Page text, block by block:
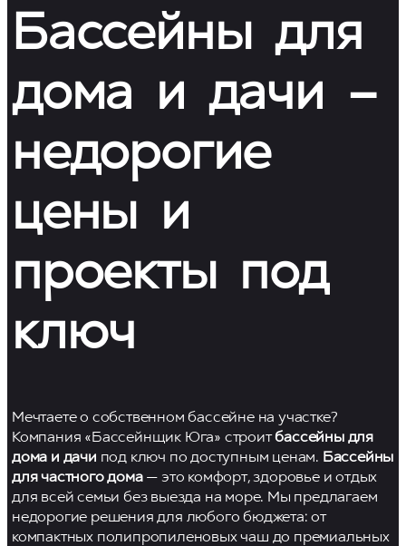
Бассейны для
дома и дачи –
недорогие
цены и
проекты под
ключ
Мечтаете о собственном бассейне на участке?
Компания «Бассейнщик Юга» строитбассейны для
дома и дачи под ключ по доступным ценам. Бассейны
для частного дома— это комфорт, здоровье и отдых
для всей семьи без выезда на море. Мы предлагаем
недорогие решения для любого бюджета: от
компактных полипропиленовых чаш до премиальных